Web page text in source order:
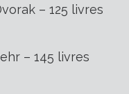
– 125 livres
– 145 livres